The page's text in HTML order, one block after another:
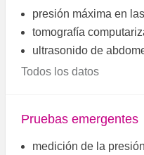
presión máxima en
tomografía
ultrasonido de
Todos los datos
Pruebas emergentes
medición de la